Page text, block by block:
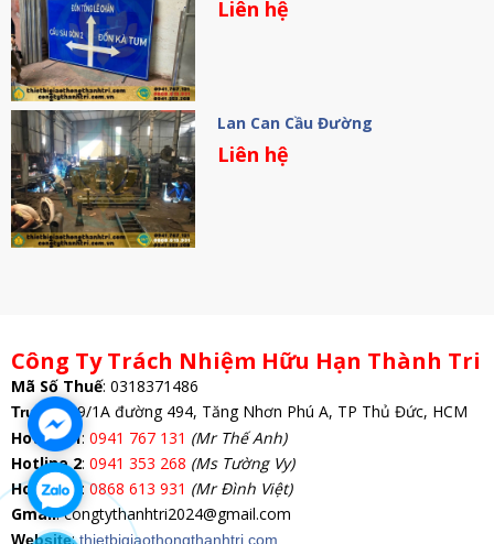
Liên hệ
Lan Can Cầu Đường
Liên hệ
Công Ty Trách Nhiệm Hữu Hạn Thành Tri
Mã Số Thuế: 0318371486
Trụ Sở: 69/1A đường 494, Tăng Nhơn Phú A, TP Thủ Đức, HCM
Hotline 1: 0941 767 131 (Mr Thế Anh)
Hotline 2: 0941 353 268 (Ms Tường Vy)
Hotline 3:0868 613 931 (Mr Đình Việt)
Gmail: congtythanhtri2024@gmail.com
Website:thietbigiaothongthanhtri.com